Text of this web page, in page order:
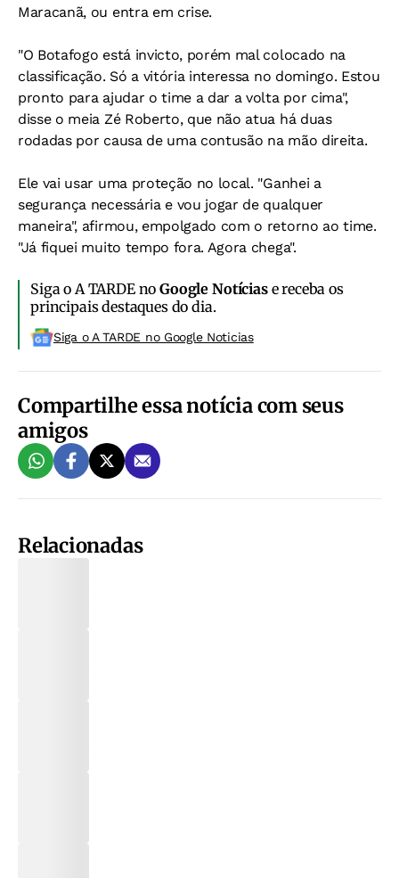
Maracanã, ou entra em crise.
"O Botafogo está invicto, porém mal colocado na
classificação. Só a vitória interessa no domingo. Estou
pronto para ajudar o time a dar a volta por cima",
disse o meia Zé Roberto, que não atua há duas
rodadas por causa de uma contusão na mão direita.
Ele vai usar uma proteção no local. "Ganhei a
segurança necessária e vou jogar de qualquer
maneira", afirmou, empolgado com o retorno ao time.
"Já fiquei muito tempo fora. Agora chega".
Siga o A TARDE noGoogle Notíciase receba os
principais destaques do dia.
Siga o A TARDE no Google Noticias
Compartilhe essa notícia com seus
amigos
Relacionadas